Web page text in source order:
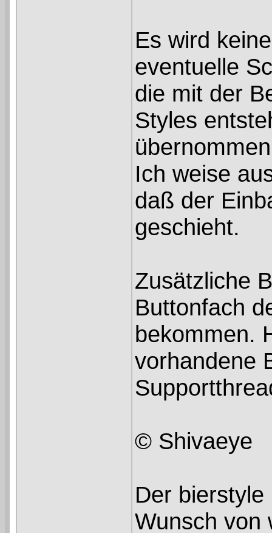
Es wird
eventuelle
die mit der
Styles
Ich weise
daß der
geschieht.
Zusätzliche
Buttonfach
bekommen.
vorhandene
© Shivaeye
Der
Wunsch von